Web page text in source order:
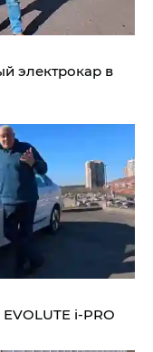
электрокар в
i‑PRO